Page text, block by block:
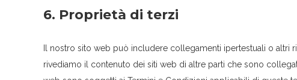
6. Proprietà di terzi
Il nostro sito web può includere collegamenti ipertestuali o altri
rivediamo il contenuto dei siti web di altre parti che sono